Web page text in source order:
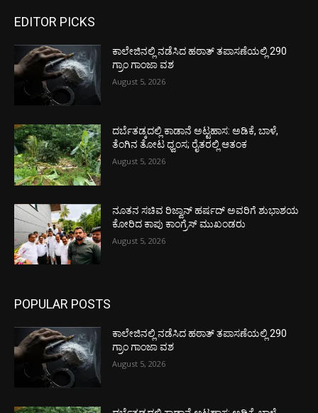
EDITOR PICKS
ಕಾಲೇಜಿನಲ್ಲಿ ನಡೆಸಿದ ಹಠಾತ್ ತಪಾಸಣೆಯಲ್ಲಿ 290
ಗ್ರಾಂ ಗಾಂಜಾ ವಶ
August 5, 2026
ದರ್ಬೆತಡ್ಕದಲ್ಲಿ ಕಾಡಾನೆ ಅಟ್ಟಹಾಸ: ಅಡಿಕೆ, ಬಾಳೆ,
ತೆಂಗಿನ ತೋಟ ಧ್ವಂಸ; ರೈತರಲ್ಲಿ ಆತಂಕ
August 5, 2026
ನೂತನ ಸಚಿವ ರಿಜ್ವಾನ್ ಹರ್ಷದ್ ಅವರಿಗೆ ಶುಭಾಶಯ
ಕೋರಿದ ಕಾಪು ಕಾಂಗ್ರೆಸ್ ಮುಖಂಡರು
August 5, 2026
POPULAR POSTS
ಕಾಲೇಜಿನಲ್ಲಿ ನಡೆಸಿದ ಹಠಾತ್ ತಪಾಸಣೆಯಲ್ಲಿ 290
ಗ್ರಾಂ ಗಾಂಜಾ ವಶ
August 5, 2026